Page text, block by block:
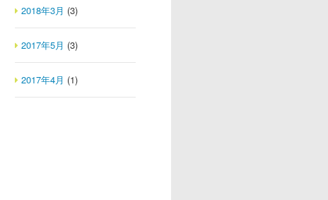
2018年3月 (3)
2017年5月 (3)
2017年4月 (1)